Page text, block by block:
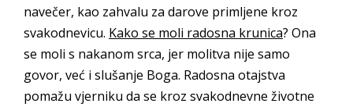
navečer, kao zahvalu za darove primljene kroz
svakodnevicu. Kako se moli radosna krunica? Ona
se moli s nakanom srca, jer molitva nije samo
govor, već i slušanje Boga. Radosna otajstva
pomažu vjerniku da se kroz svakodnevne životne